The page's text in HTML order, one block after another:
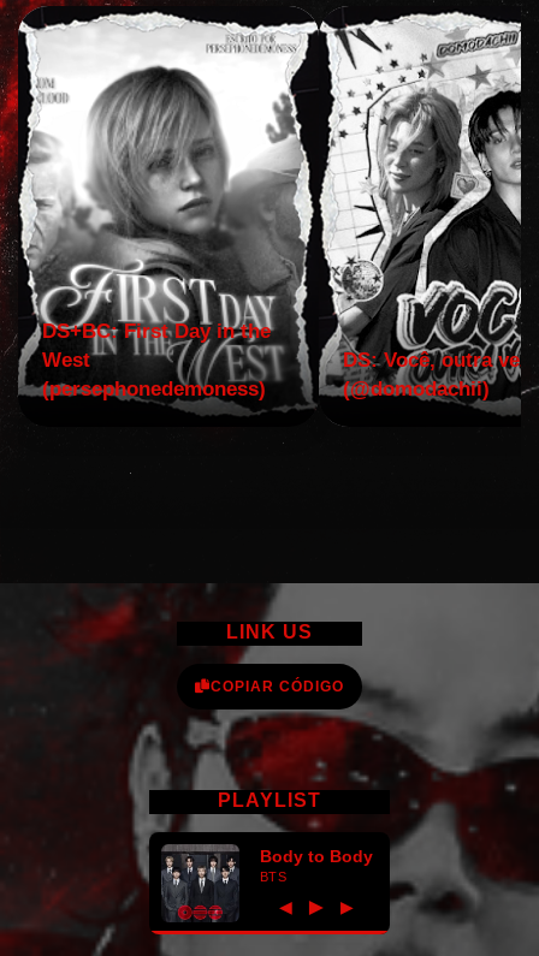
DS+BC: First Day in the
West
(persephonedemoness)
DS: Você, outra vez!
(@domodachii)
LINK US
COPIAR CÓDIGO
PLAYLIST
Body to Body
BTS
◀ ► ▶